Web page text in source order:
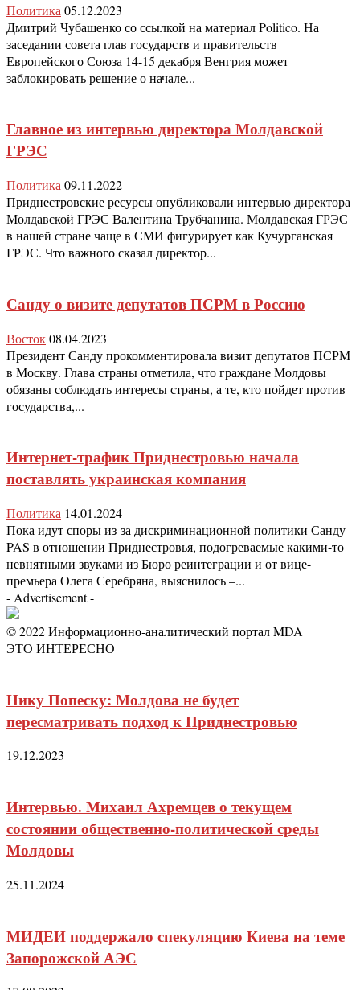
Политика 05.12.2023
Дмитрий Чубашенко со ссылкой на материал Politico. На
заседании совета глав государств и правительств
Европейского Союза 14-15 декабря Венгрия может
заблокировать решение о начале...
Главное из интервью директора Молдавской
ГРЭС
Политика 09.11.2022
Приднестровские ресурсы опубликовали интервью директора
Молдавской ГРЭС Валентина Трубчанина. Молдавская ГРЭС
в нашей стране чаще в СМИ фигурирует как Кучурганская
ГРЭС. Что важного сказал директор...
Санду о визите депутатов ПСРМ в Россию
Восток08.04.2023
Президент Санду прокомментировала визит депутатов ПСРМ
в Москву. Глава страны отметила, что граждане Молдовы
обязаны соблюдать интересы страны, а те, кто пойдет против
государства,...
Интернет-трафик Приднестровью начала
поставлять украинская компания
Политика 14.01.2024
Пока идут споры из-за дискриминационной политики Санду-
PAS в отношении Приднестровья, подогреваемые какими-то
невнятными звуками из Бюро реинтеграции и от вице-
премьера Олега Серебряна, выяснилось –...
- Advertisement -
© 2022 Информационно-аналитический портал MDA
ЭТО ИНТЕРЕСНО
Нику Попеску: Молдова не будет
пересматривать подход к Приднестровью
19.12.2023
Интервью. Михаил Ахремцев о текущем
состоянии общественно-политической среды
Молдовы
25.11.2024
МИДЕИ поддержало спекуляцию Киева на теме
Запорожской АЭС